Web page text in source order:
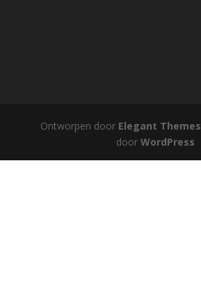
Ontworpen door Elegant Themes
doorWordPress